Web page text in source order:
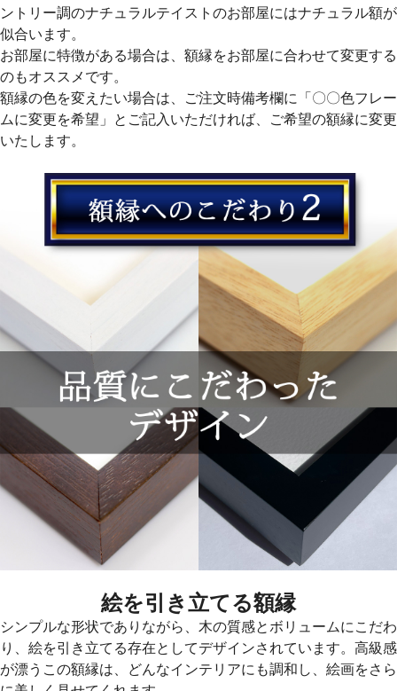
ントリー調のナチュラルテイストのお部屋にはナチュラル額が
似合います。
お部屋に特徴がある場合は、額縁をお部屋に合わせて変更する
のもオススメです。
額縁の色を変えたい場合は、ご注文時備考欄に「〇〇色フレー
ムに変更を希望」とご記入いただければ、ご希望の額縁に変更
いたします。
絵を引き立てる額縁
シンプルな形状でありながら、木の質感とボリュームにこだわ
り、絵を引き立てる存在としてデザインされています。高級感
が漂うこの額縁は、どんなインテリアにも調和し、絵画をさら